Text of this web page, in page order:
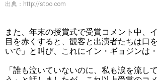
出典： http://stoo.com
また、年末の授賞式で受賞コメント中、
目を赤くすると、観客と出演者たちは口
いで」と叫び、これにイン・ギョジンは
「誰も泣いていないのに、私も涙を流し